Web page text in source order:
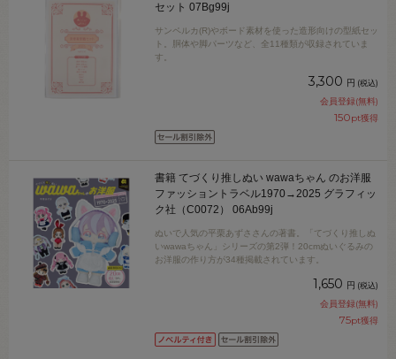
セット 07Bg99j
サンペルカ(R)やボード素材を使った造形向けの型紙セッ
ト。胴体や脚パーツなど、全11種類が収録されていま
す。
3,300 円 (税込)
会員登録(無料)
150pt獲得
書籍 てづくり推しぬい wawaちゃん のお洋服
ファッショントラベル1970→2025 グラフィッ
ク社（C0072） 06Ab99j
ぬいで人気の平栗あずささんの著書。「てづくり推しぬ
いwawaちゃん」シリーズの第2弾！20cmぬいぐるみの
お洋服の作り方が34種掲載されています。
1,650 円 (税込)
会員登録(無料)
75pt獲得